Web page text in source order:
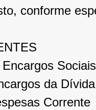
conforme
Sociais
da Dívida
Corrente